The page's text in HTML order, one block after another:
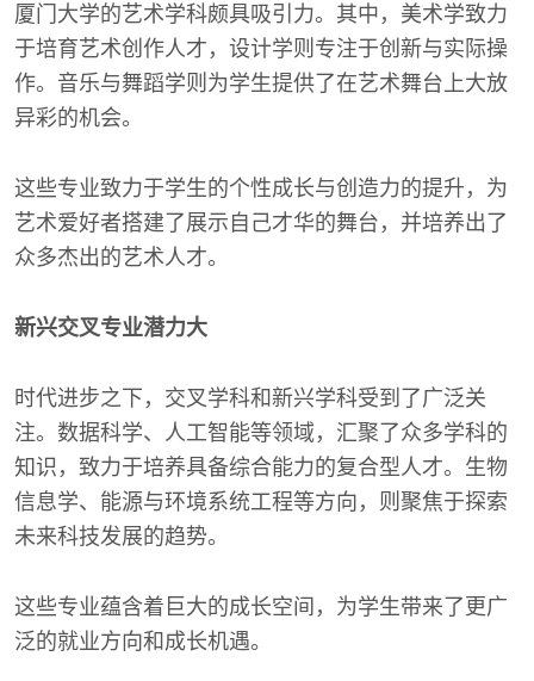
厦门大学的艺术学科颇具吸引力。其中，美术学致力
于培育艺术创作人才，设计学则专注于创新与实际操
作。音乐与舞蹈学则为学生提供了在艺术舞台上大放
异彩的机会。
这些专业致力于学生的个性成长与创造力的提升，为
艺术爱好者搭建了展示自己才华的舞台，并培养出了
众多杰出的艺术人才。
新兴交叉专业潜力大
时代进步之下，交叉学科和新兴学科受到了广泛关
注。数据科学、人工智能等领域，汇聚了众多学科的
知识，致力于培养具备综合能力的复合型人才。生物
信息学、能源与环境系统工程等方向，则聚焦于探索
未来科技发展的趋势。
这些专业蕴含着巨大的成长空间，为学生带来了更广
泛的就业方向和成长机遇。